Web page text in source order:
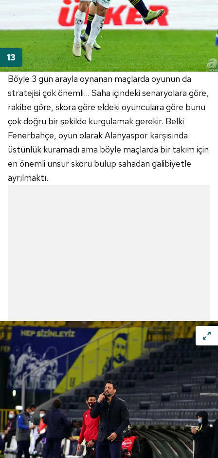
Böyle 3 gün arayla oynanan maçlarda oyunun da
stratejisi çok önemli… Saha içindeki senaryolara göre,
rakibe göre, skora göre eldeki oyunculara göre bunu
çok doğru bir şekilde kurgulamak gerekir. Belki
Fenerbahçe, oyun olarak Alanyaspor karşısında
üstünlük kuramadı ama böyle maçlarda bir takım için
en önemli unsur skoru bulup sahadan galibiyetle
ayrılmaktı.